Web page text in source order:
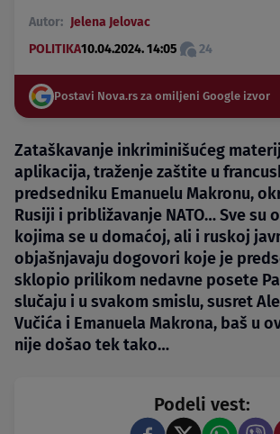
Autor: Jelena Jelovac
POLITIKA10.04.2024. 14:05 24
Postavi Nova.rs za omiljeni Google izvor
Zataškavanje inkriminišućeg
aplikacija, traženje zaštite u
predsedniku Emanuelu Makronu,
Rusiji i približavanje NATO… Sve su
kojima se u domaćoj, ali i ruskoj
objašnjavaju dogovori koje je
sklopio prilikom nedavne posete
slučaju i u svakom smislu, susret
Vučića i Emanuela Makrona, baš u
nije došao tek tako…
Podeli vest: